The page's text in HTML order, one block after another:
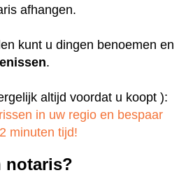
afhangen.
kunt u dingen benoemen en
.
altijd voordat u koopt ):
in uw regio en bespaar
minuten tijd!
notaris?